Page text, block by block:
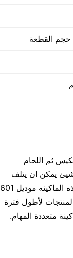
الكيس ثم اللحام
شيئ يمكن ان يتلف
المنتج الموجود بالكيس وهذه الطريقه امنه جدا اذ تطيل عمر وصلاحيه المنتجات ، تستخدم هذه الماكينه موديل 601
لأطول فترة
متعددة المهام.